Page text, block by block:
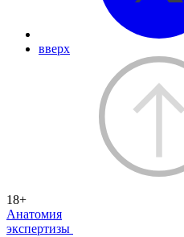
вверх
18+
Анатомия
экспертизы